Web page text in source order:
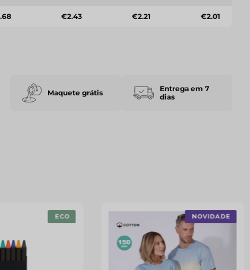
€2.43 €2.21 €2.01
Maquete grátis
Entrega em 7
dias
ECO NOVIDADE